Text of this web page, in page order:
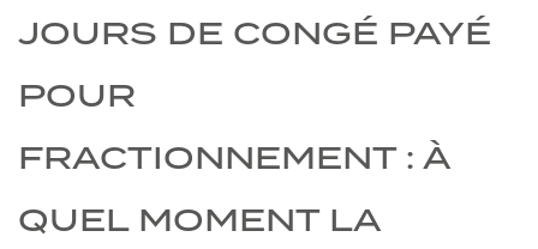
JOURS DE CONGÉ PAYÉ
POUR
FRACTIONNEMENT : À
QUEL MOMENT LA